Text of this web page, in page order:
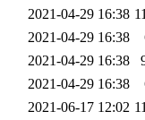
2021-04-29 16:38
2021-04-29 16:38
2021-04-29 16:38
2021-04-29 16:38
2021-06-17 12:02